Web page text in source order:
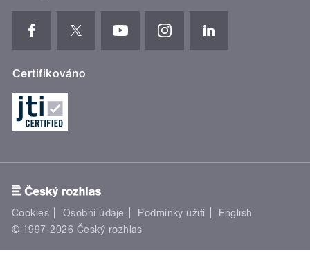
Certifikováno
Cookies Osobní údaje Podmínky užití
English
© 1997-2026 Český rozhlas